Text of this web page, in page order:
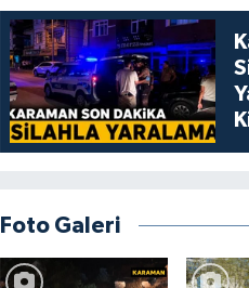
Foto Galeri